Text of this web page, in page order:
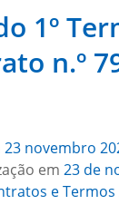
1º
n.º
23 novembro
em 23 de
e